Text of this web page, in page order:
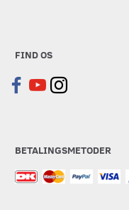
FIND OS
BETALINGSMETODER